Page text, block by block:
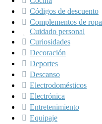
Códigos de descuento
Complementos de ropa
Cuidado personal
Curiosidades
Decoración
Deportes
Descanso
Electrodomésticos
Electrónica
Entretenimiento
Equipaje